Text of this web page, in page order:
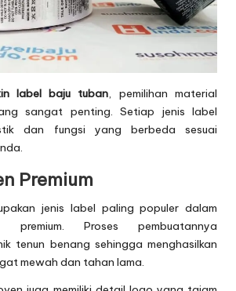
label baju tuban, pemilihan material
sangat penting. Setiap jenis label
dan fungsi yang berbeda sesuai
Premium
jenis label paling populer dalam
premium. Proses pembuatannya
tenun benang sehingga menghasilkan
mewah dan tahan lama.